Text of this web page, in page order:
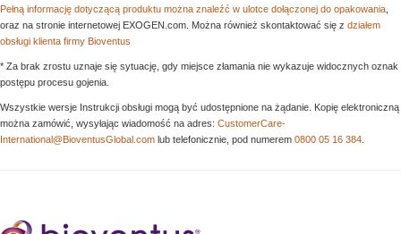
Pełną informację dotyczącą produktu można znaleźć w ulotce dołączonej do opakowania
oraz na stronie internetowej EXOGEN.com. Można również skontaktować się z działem
obsługi klienta firmy Bioventus
* Za brak zrostu uznaje się sytuację, gdy miejsce złamania nie wykazuje widocznych oznak
postępu procesu gojenia.
Wszystkie wersje Instrukcji obsługi mogą być udostępnione na żądanie. Kopię elektroniczną
można zamówić, wysyłając wiadomość na adres: CustomerCare-
International@BioventusGlobal.com lub telefonicznie, pod numerem 0800 05 16 384